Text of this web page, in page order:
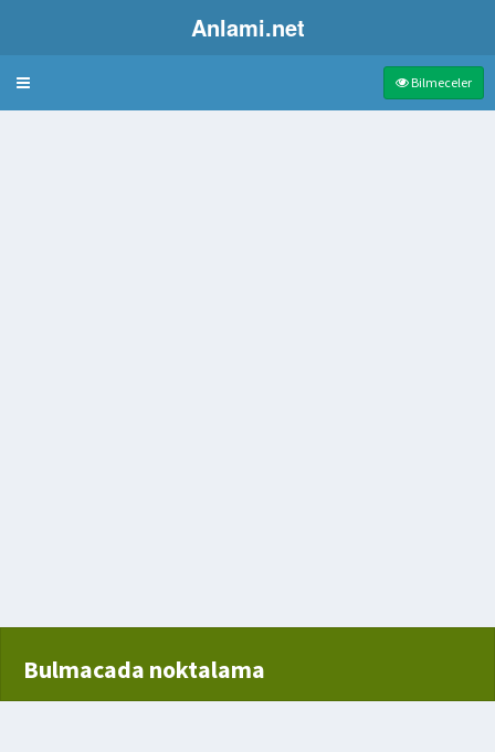
Anlami.net
Bulmaca Bilmeceler
Bulmacada noktalama